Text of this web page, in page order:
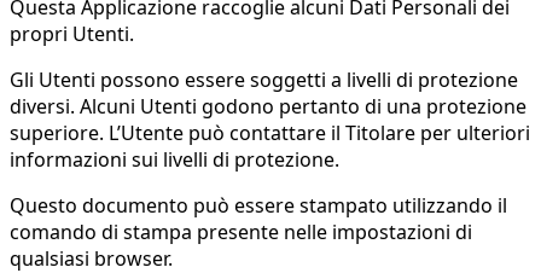
Questa Applicazione raccoglie alcuni Dati Personali dei
propri Utenti.
Gli Utenti possono essere soggetti a livelli di protezione
diversi. Alcuni Utenti godono pertanto di una protezione
superiore. L’Utente può contattare il Titolare per ulteriori
informazioni sui livelli di protezione.
Questo documento può essere stampato utilizzando il
comando di stampa presente nelle impostazioni di
qualsiasi browser.